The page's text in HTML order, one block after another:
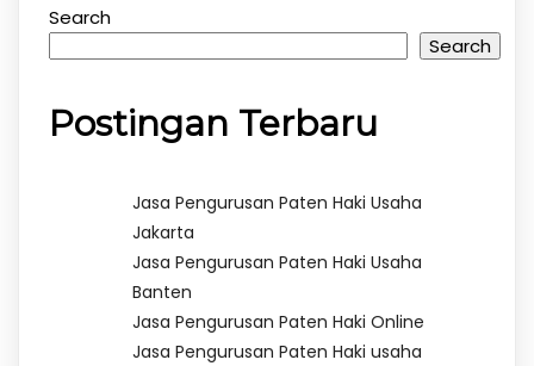
Search
Search
Postingan Terbaru
Jasa Pengurusan Paten Haki Usaha
Jakarta
Jasa Pengurusan Paten Haki Usaha
Banten
Jasa Pengurusan Paten Haki Online
Jasa Pengurusan Paten Haki usaha